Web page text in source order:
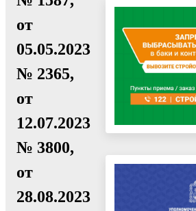
от
05.05.2023
№ 2365,
от
12.07.2023
№ 3800,
от
28.08.2023